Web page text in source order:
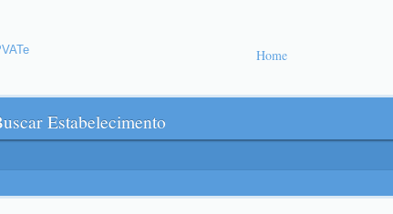
Home
Estabelecimento